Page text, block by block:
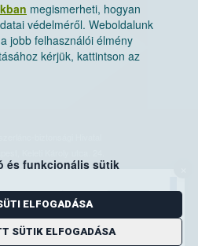
megismerheti, hogyan
védelméről. Weboldalunk
jobb felhasználói élmény
kérjük, kattintson az
és funkcionális sütik
ELFOGADÁSA
SÜTIK ELFOGADÁSA
biztonsági Hivatal
1525 Budapest. Pf. 30.
06-80/263-244
06-1/ 336-9000